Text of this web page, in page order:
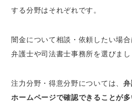
する分野はそれぞれです。
闇金について相談・依頼したい場
弁護士や司法書士事務所を選びまし
注力分野・得意分野については、
ホームページで確認できることが多